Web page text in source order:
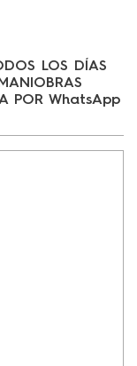
LOS DÍAS
POR WhatsApp